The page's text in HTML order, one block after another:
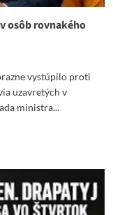
osôb rovnakého
vystúpilo proti
uzavretých v
ministra...